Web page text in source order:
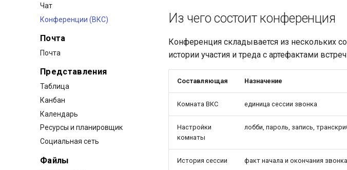
Чат
Конференции (ВКС)
Почта
Почта
Представления
Таблица
Канбан
Календарь
Ресурсы и планировщик
Социальная сеть
Файлы
Из чего состоит конференция
Конференция складывается из нескольких
истории участия и треда с артефактами
Составляющая Назначение
Комната ВКС единица сессии звонка
Настройки
комнаты
лобби, пароль, запись,
История сессии факт начала и окончания звонка